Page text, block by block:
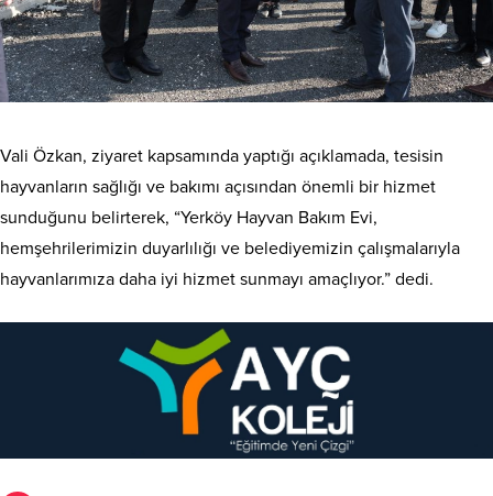
Vali Özkan, ziyaret kapsamında yaptığı açıklamada, tesisin
hayvanların sağlığı ve bakımı açısından önemli bir hizmet
sunduğunu belirterek, “Yerköy Hayvan Bakım Evi,
hemşehrilerimizin duyarlılığı ve belediyemizin çalışmalarıyla
hayvanlarımıza daha iyi hizmet sunmayı amaçlıyor.” dedi.